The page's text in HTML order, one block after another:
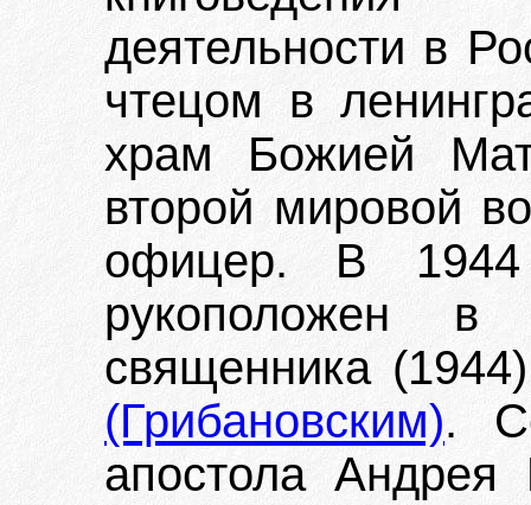
деятельности в
чтецом в
храм Божией
второй мировой
офицер. В
рукоположен
священника
(Грибановским).
апостола Андрея